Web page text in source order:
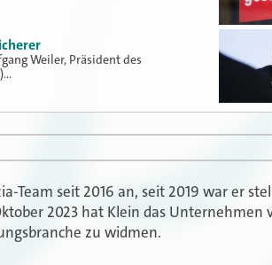
Weiler, Präsident des
Team seit 2016 an, seit 2019 war er
2023 hat Klein das Unternehmen
zu widmen.